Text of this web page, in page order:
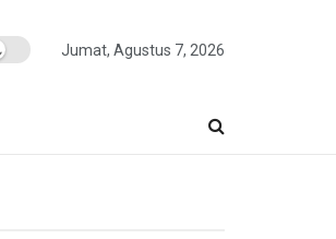
Jumat, Agustus 7, 2026